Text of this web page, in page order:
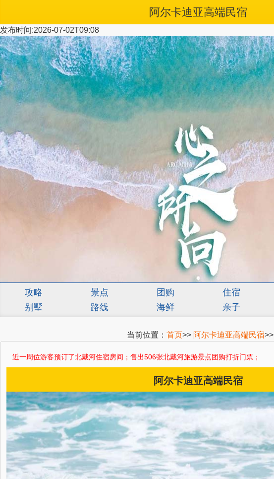
阿尔卡迪亚高端民宿
发布时间:2026-07-02T09:08
攻略 景点 团购 住宿
别墅
路线 海鲜 亲子
当前位置： 首页>> 阿尔卡迪亚高端民宿>>
近一周 位游客预订了北戴河住宿房间；售出506张北戴河旅游景点团购打折门票；
阿尔卡迪亚高端民宿